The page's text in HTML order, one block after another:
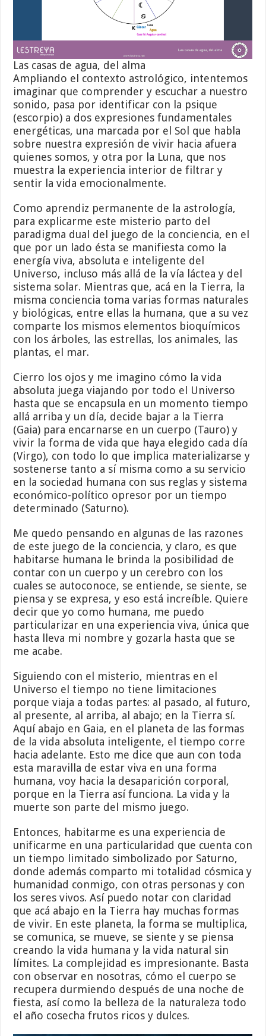
Las casas de agua, del alma
Ampliando el contexto astrológico, intentemos
imaginar que comprender y escuchar a nuestro
sonido, pasa por identificar con la psique
(escorpio) a dos expresiones fundamentales
energéticas, una marcada por el Sol que habla
sobre nuestra expresión de vivir hacia afuera
quienes somos, y otra por la Luna, que nos
muestra la experiencia interior de filtrar y
sentir la vida emocionalmente.
Como aprendiz permanente de la astrología,
para explicarme este misterio parto del
paradigma dual del juego de la conciencia, en el
que por un lado ésta se manifiesta como la
energía viva, absoluta e inteligente del
Universo, incluso más allá de la vía láctea y del
sistema solar. Mientras que, acá en la Tierra, la
misma conciencia toma varias formas naturales
y biológicas, entre ellas la humana, que a su vez
comparte los mismos elementos bioquímicos
con los árboles, las estrellas, los animales, las
plantas, el mar.
Cierro los ojos y me imagino cómo la vida
absoluta juega viajando por todo el Universo
hasta que se encapsula en un momento tiempo
allá arriba y un día, decide bajar a la Tierra
(Gaia) para encarnarse en un cuerpo (Tauro) y
vivir la forma de vida que haya elegido cada día
(Virgo), con todo lo que implica materializarse y
sostenerse tanto a sí misma como a su servicio
en la sociedad humana con sus reglas y sistema
económico-político opresor por un tiempo
determinado (Saturno).
Me quedo pensando en algunas de las razones
de este juego de la conciencia, y claro, es que
habitarse humana le brinda la posibilidad de
contar con un cuerpo y un cerebro con los
cuales se autoconoce, se entiende, se siente, se
piensa y se expresa, y eso está increíble. Quiere
decir que yo como humana, me puedo
particularizar en una experiencia viva, única que
hasta lleva mi nombre y gozarla hasta que se
me acabe.
Siguiendo con el misterio, mientras en el
Universo el tiempo no tiene limitaciones
porque viaja a todas partes: al pasado, al futuro,
al presente, al arriba, al abajo; en la Tierra sí.
Aquí abajo en Gaia, en el planeta de las formas
de la vida absoluta inteligente, el tiempo corre
hacia adelante. Esto me dice que aun con toda
esta maravilla de estar viva en una forma
humana, voy hacia la desaparición corporal,
porque en la Tierra así funciona. La vida y la
muerte son parte del mismo juego.
Entonces, habitarme es una experiencia de
unificarme en una particularidad que cuenta con
un tiempo limitado simbolizado por Saturno,
donde además comparto mi totalidad cósmica y
humanidad conmigo, con otras personas y con
los seres vivos. Así puedo notar con claridad
que acá abajo en la Tierra hay muchas formas
de vivir. En este planeta, la forma se multiplica,
se comunica, se mueve, se siente y se piensa
creando la vida humana y la vida natural sin
límites. La complejidad es impresionante. Basta
con observar en nosotras, cómo el cuerpo se
recupera durmiendo después de una noche de
fiesta, así como la belleza de la naturaleza todo
el año cosecha frutos ricos y dulces.